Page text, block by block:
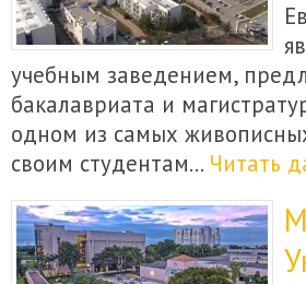
учебным заведением,
бакалавриата и
одном из самых
своим студентам… Читать